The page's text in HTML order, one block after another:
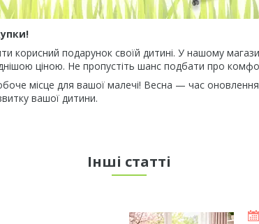
корисний подарунок своїй дитині. У нашому
ціною. Не пропустіть шанс подбати про
місце для вашої малечі! Весна — час
вашої дитини.
Інші статті